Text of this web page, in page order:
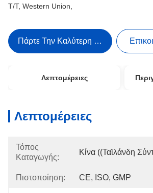
T/T, Western Union,
Πάρτε Την Καλύτερη Τιμή
Λεπτομέρειες
Λεπτομέρειες
Τόπος
Καταγωγής:
Κίνα ((Ταϊλάνδη
Πιστοποίηση: CE, ISO, GMP